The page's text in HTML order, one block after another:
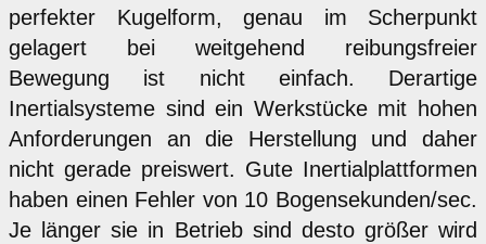
perfekter Kugelform, genau im Scherpunkt
gelagert bei weitgehend reibungsfreier
Bewegung ist nicht einfach. Derartige
Inertialsysteme sind ein Werkstücke mit hohen
Anforderungen an die Herstellung und daher
nicht gerade preiswert. Gute Inertialplattformen
haben einen Fehler von 10 Bogensekunden/sec.
Je länger sie in Betrieb sind desto größer wird